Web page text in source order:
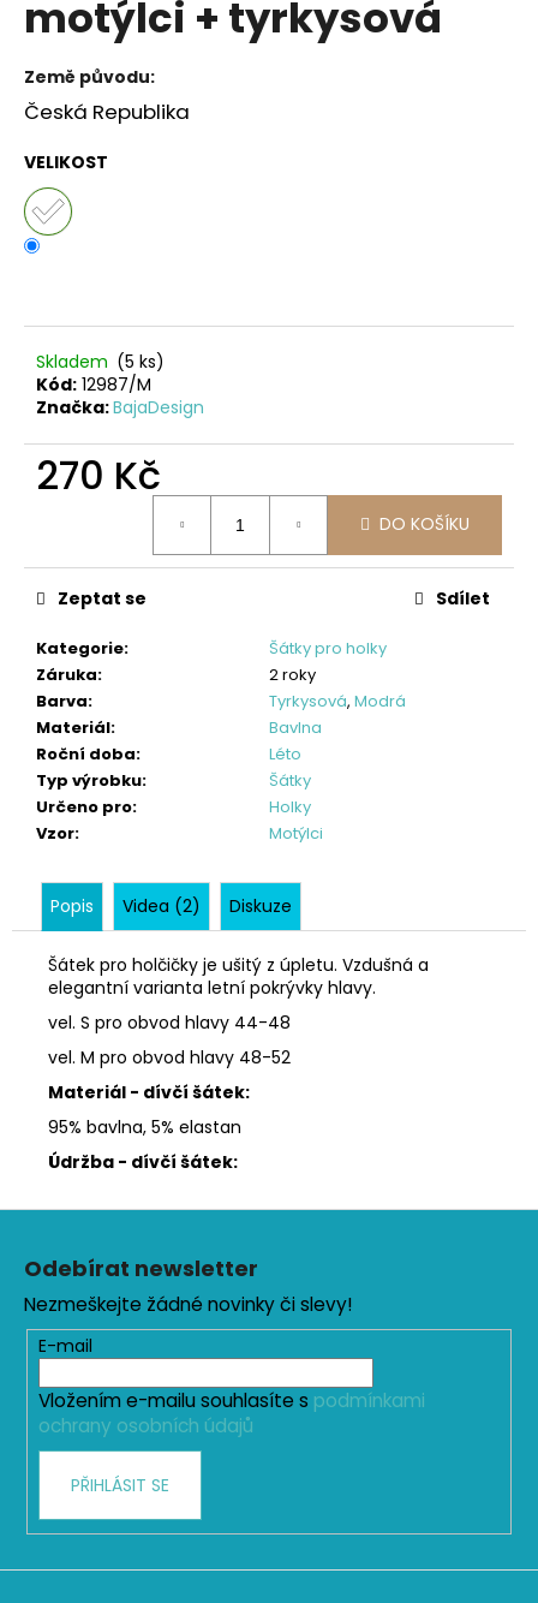
motýlci + tyrkysová
Země původu:
Česká Republika
VELIKOST
Skladem (5 ks)
Kód: 12987/M
Značka:BajaDesign
270 Kč
DO KOŠÍKU
Kategorie:
Šátky pro holky
Záruka:
2 roky
Barva: Tyrkysová, Modrá
Materiál:
Bavlna
Roční doba:
Léto
Typ výrobku:
Šátky
Určeno pro:
Holky
Vzor: Motýlci
Zeptat se Sdílet
Popis Videa (2) Diskuze
Šátek pro holčičky je ušitý z úpletu. Vzdušná a
elegantní varianta letní pokrývky hlavy.
vel. S pro obvod hlavy 44-48
vel. M pro obvod hlavy 48-52
Materiál - dívčí šátek:
95% bavlna, 5% elastan
Údržba - dívčí šátek:
a
j
í
t
?
D
o
p
o
u
m
e
SOFTSHELLOVÁ
VESTA
PRO
HOLČIČKY,
TM.
MODRÁ
JARNÍ
PTÁČCI
448
Kč
Z
Odebírat newsletter
Nezmeškejte žádné novinky či slevy!
E-mail
Vložením e-mailu souhlasíte s podmínkami
ochrany osobních údajů
PŘIHLÁSIT SE